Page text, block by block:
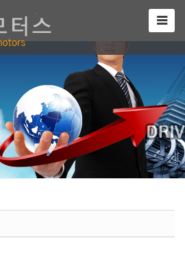
케치북5
스케치북5